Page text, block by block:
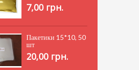
7,00 грн.
Пакетики 15*10, 50
шт
20,00 грн.